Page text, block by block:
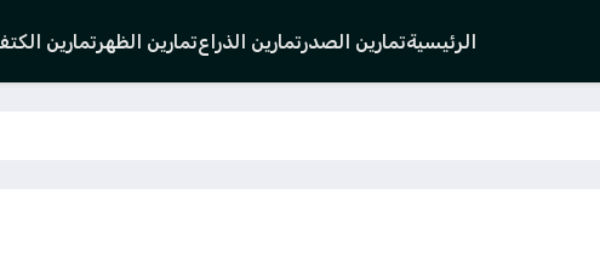
الرئيسيةتمارين الصدرتمارين الذراعتمارين الظهرتمارين